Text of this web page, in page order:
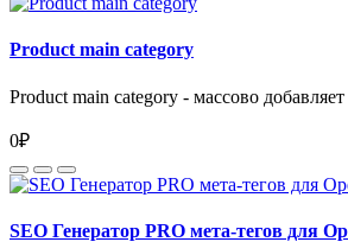
Product main category
Product main category - массово
0₽
SEO Генератор PRO мета-тегов для